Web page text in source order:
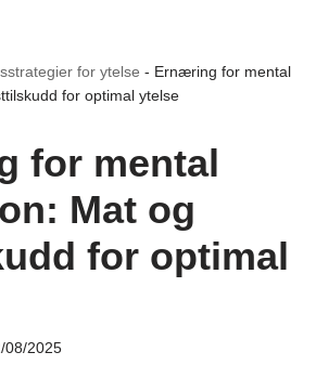
for ytelse - Ernæring for mental
for optimal ytelse
for mental
Mat og
for optimal
08/2025